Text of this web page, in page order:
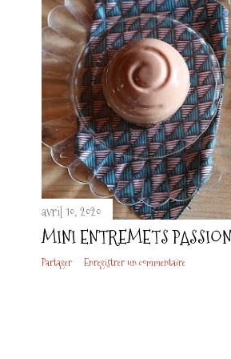
avril 10, 2020
MINI ENTREMETS
Partager Enregistrer un commentaire